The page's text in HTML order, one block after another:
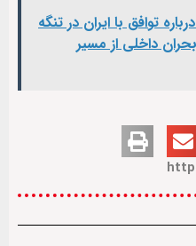
توافق با ایران در تنگه
داخلی از مسیر